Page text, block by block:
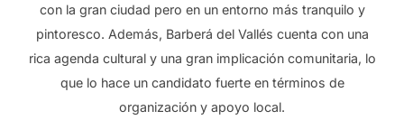
con la gran ciudad pero en un entorno más tranquilo y
pintoresco. Además, Barberá del Vallés cuenta con una
rica agenda cultural y una gran implicación comunitaria, lo
que lo hace un candidato fuerte en términos de
organización y apoyo local.